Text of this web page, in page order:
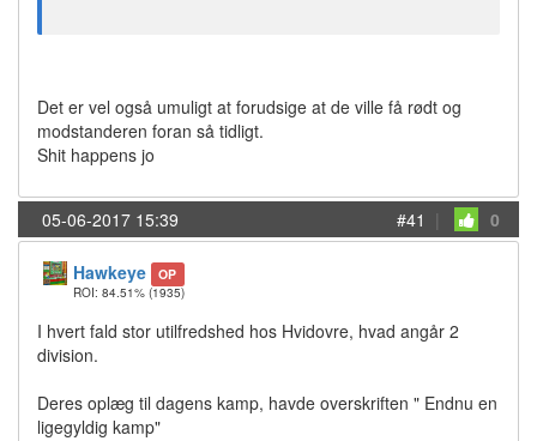
Det er vel også umuligt at forudsige at de ville få rødt og
modstanderen foran så tidligt.
Shit happens jo
05-06-2017 15:39 #41 | 0
Hawkeye OP
ROI: 84.51% (1935)
I hvert fald stor utilfredshed hos Hvidovre, hvad angår 2
division.
Deres oplæg til dagens kamp, havde overskriften " Endnu en
ligegyldig kamp"